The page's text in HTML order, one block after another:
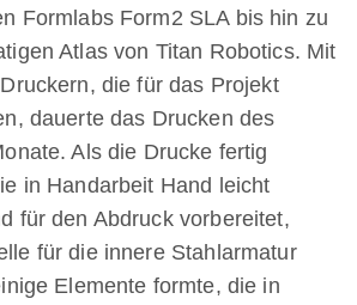
Formlabs Form2 SLA bis hin zu
Atlas von Titan Robotics. Mit
die für das Projekt
dauerte das Drucken des
Als die Drucke fertig
in Handarbeit Hand leicht
für den Abdruck vorbereitet,
für die innere Stahlarmatur
Elemente formte, die in